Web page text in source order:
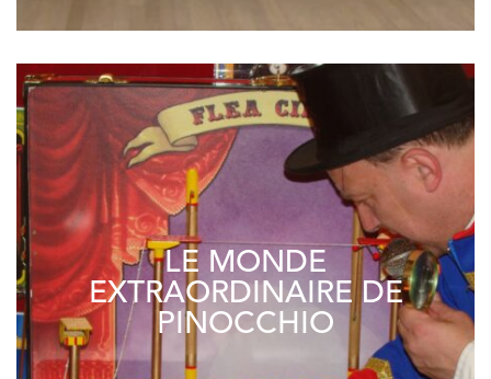
LE MONDE
EXTRAORDINAIRE DE
PINOCCHIO